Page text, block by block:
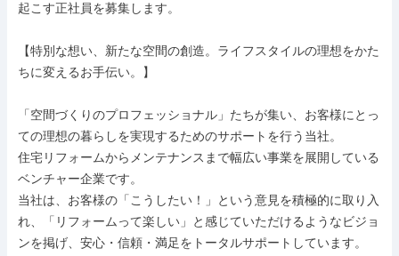
起こす正社員を募集します。
【特別な想い、新たな空間の創造。ライフスタイルの理想をかた
ちに変えるお手伝い。】
「空間づくりのプロフェッショナル」たちが集い、お客様にとっ
ての理想の暮らしを実現するためのサポートを行う当社。
住宅リフォームからメンテナンスまで幅広い事業を展開している
ベンチャー企業です。
当社は、お客様の「こうしたい！」という意見を積極的に取り入
れ、「リフォームって楽しい」と感じていただけるようなビジョ
ンを掲げ、安心・信頼・満足をトータルサポートしています。